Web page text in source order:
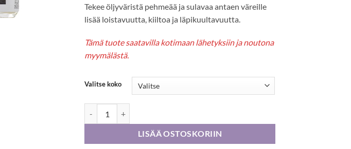
Tekee öljyväristä pehmeää ja sulavaa antaen väreille
lisää loistavuutta, kiiltoa ja läpikuultavuutta.
Tämä tuote saatavilla kotimaan lähetyksiin ja noutona
myymälästä.
Valitse koko
LISÄÄ OSTOSKORIIN